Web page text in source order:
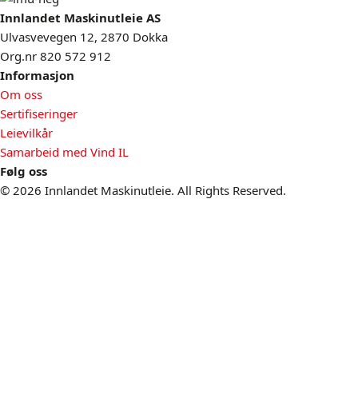
Innlandet Maskinutleie AS
Ulvasvevegen 12, 2870 Dokka
Org.nr 820 572 912
Informasjon
Om oss
Sertifiseringer
Leievilkår
Samarbeid med Vind IL
Følg oss
© 2026 Innlandet Maskinutleie. All Rights Reserved.